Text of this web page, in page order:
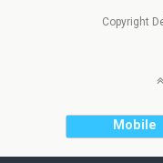
Copyright
Mobile